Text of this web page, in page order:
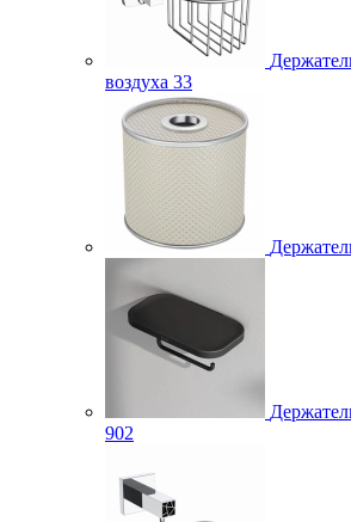
воздуха 33
902